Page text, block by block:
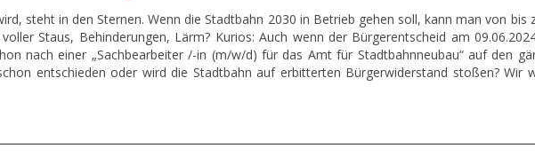
steht in den Sternen. Wenn die Stadtbahn 2030 in Betrieb gehen soll, kann man von bis
Staus, Behinderungen, Lärm? Kurios: Auch wenn der Bürgerentscheid am
nach einer „Sachbearbeiter /-in (m/w/d) für das Amt für Stadtbahnneubau“ auf den
entschieden oder wird die Stadtbahn auf erbitterten Bürgerwiderstand stoßen? Wir